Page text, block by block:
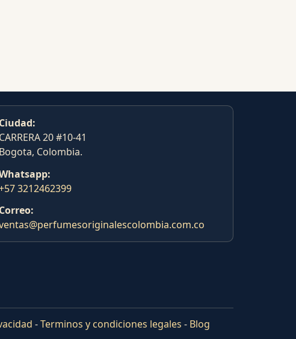
Ciudad:
CARRERA 20 #10-41
Bogota, Colombia.
3212462399
Correo:
-Terminos y condiciones legales - Blog